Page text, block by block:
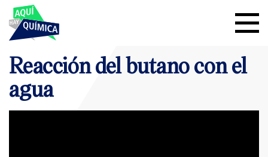
Reacción del butano con el
agua